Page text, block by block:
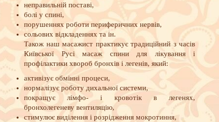
неправильній поставі,
болі у спині,
порушеннях роботи периферичних нервів,
сольових відкладеннях та ін.
Також наш масажист практикує традиційний з часів
Київської Русі масаж спини для лікування і
профілактики хвороб бронхів і легенів, який:
активізує обмінні процеси,
нормалізує роботу дихальної системи,
покращує лімфо- і кровотік в легенях,
бронхолегеневу вентиляцію,
стимулює виділення і розрідження мокротиння,